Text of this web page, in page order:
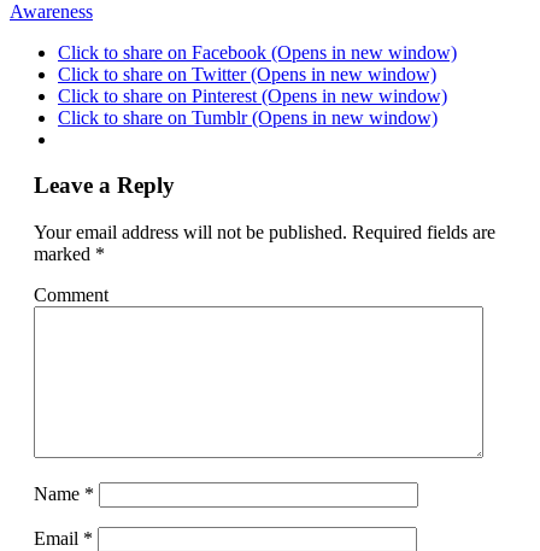
Awareness
Click to share on Facebook (Opens in new window)
Click to share on Twitter (Opens in new window)
Click to share on Pinterest (Opens in new window)
Click to share on Tumblr (Opens in new window)
Leave a Reply
Your email address will not be published. Required fields are
marked *
Comment
Name *
Email *